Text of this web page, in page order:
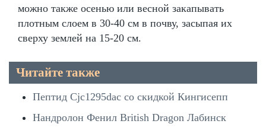
можно также осенью или весной закапывать
плотным слоем в 30-40 см в почву, засыпая их
сверху землей на 15-20 см.
Читайте также
Пептид Cjc1295dac со скидкой Кингисепп
Нандролон Фенил British Dragon Лабинск